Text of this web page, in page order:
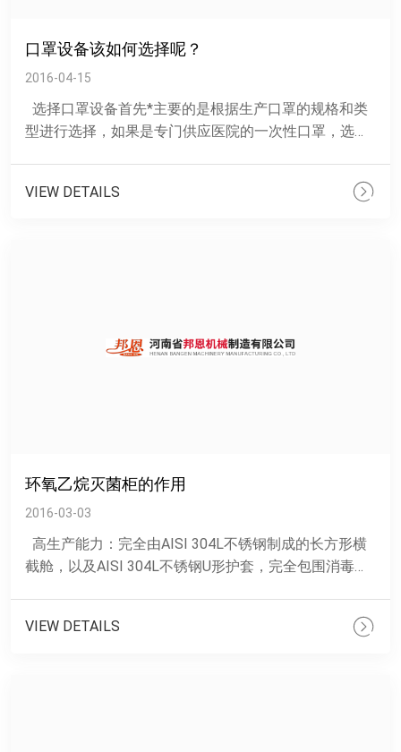
口罩设备该如何选择呢？
2016-04-15
选择口罩设备首先*主要的是根据生产口罩的规格和类
型进行选择，如果是专门供应医院的一次性口罩，选择
VIEW DETAILS
环氧乙烷灭菌柜的作用
2016-03-03
高生产能力：完全由AISI 304L不锈钢制成的长方形横
截舱，以及AISI 304L不锈钢U形护套，完全包围消毒
VIEW DETAILS